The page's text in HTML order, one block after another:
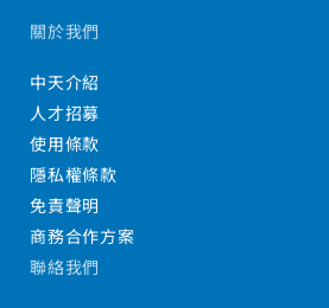
關於我們
中天介紹
人才招募
使用條款
隱私權條款
免責聲明
商務合作方案
聯絡我們